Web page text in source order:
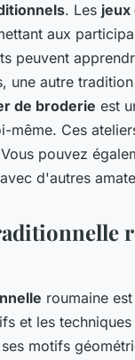
. Les jeux
aux
peuvent
une autre
de broderie est
même. Ces
pouvez
d'autres
roumaine
et les
motifs